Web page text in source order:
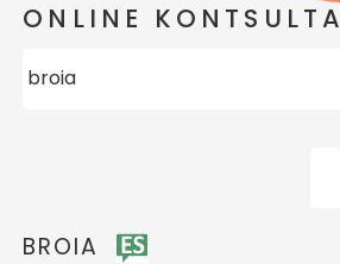
ONLINE KONTSULTA
BROIA